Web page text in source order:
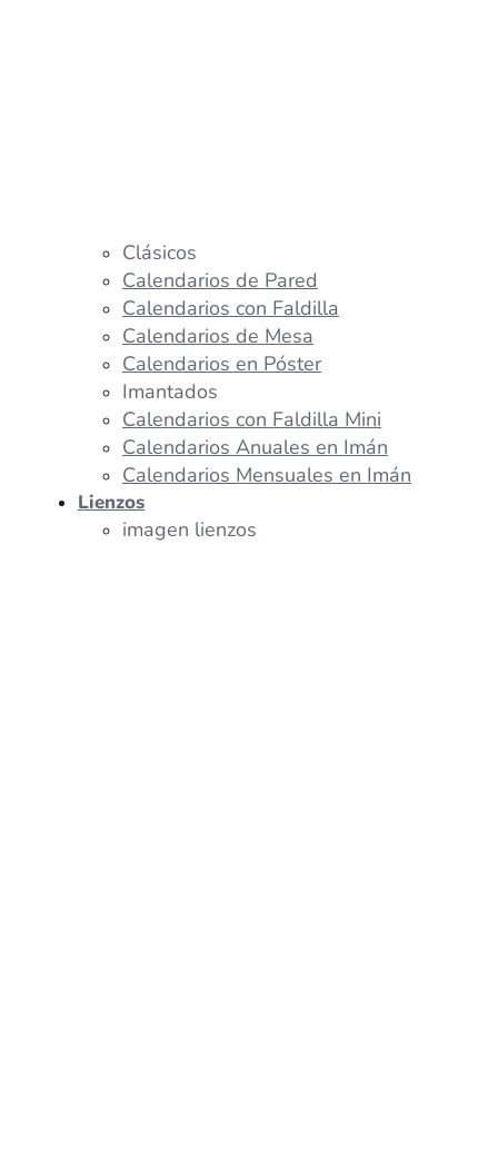
Clásicos
Calendarios de Pared
Calendarios con Faldilla
Calendarios de Mesa
Calendarios en Póster
Imantados
Calendarios con Faldilla Mini
Calendarios Anuales en Imán
Calendarios Mensuales en Imán
Lienzos
imagen lienzos